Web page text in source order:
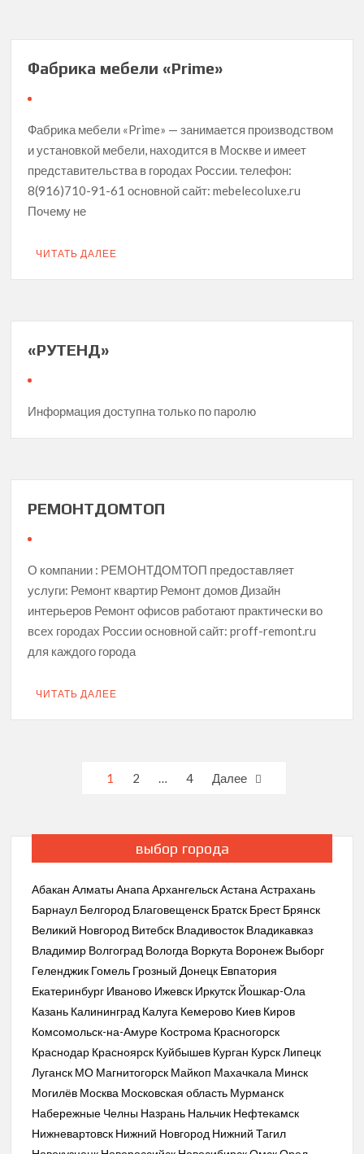
Фабрика мебели «Prime»
Фабрика мебели «Prime» — занимается производством
и установкой мебели, находится в Москве и имеет
представительства в городах России. телефон:
8(916)710-91-61 основной сайт: mebelecoluxe.ru
Почему не
ЧИТАТЬ ДАЛЕЕ
«РУТЕНД»
Информация доступна только по паролю
РЕМОНТДОМТОП
О компании : РЕМОНТДОМТОП предоставляет
услуги: Ремонт квартир Ремонт домов Дизайн
интерьеров Ремонт офисов работают практически во
всех городах России основной сайт: proff-remont.ru
для каждого города
ЧИТАТЬ ДАЛЕЕ
Навигация
записям
1 2 4 Далее
выбор города
Абакан Алматы Анапа Архангельск Астана Астрахань
Барнаул Белгород Благовещенск Братск Брест Брянск
Великий Новгород Витебск Владивосток Владикавказ
Владимир Волгоград Вологда Воркута Воронеж Выборг
Геленджик Гомель Грозный Донецк Евпатория
Екатеринбург Иваново Ижевск Иркутск Йошкар-Ола
Казань Калининград Калуга Кемерово Киев Киров
Комсомольск-на-Амуре Кострома Красногорск
Краснодар Красноярск Куйбышев Курган Курск Липецк
Луганск МО Магнитогорск Майкоп Махачкала Минск
Могилёв Москва Московская область Мурманск
Набережные Челны Назрань Нальчик Нефтекамск
Нижневартовск Нижний Новгород Нижний Тагил